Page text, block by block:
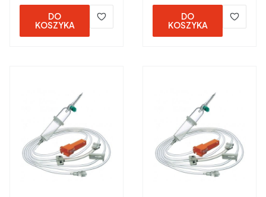
DO
KOSZYKA
DO
KOSZYKA